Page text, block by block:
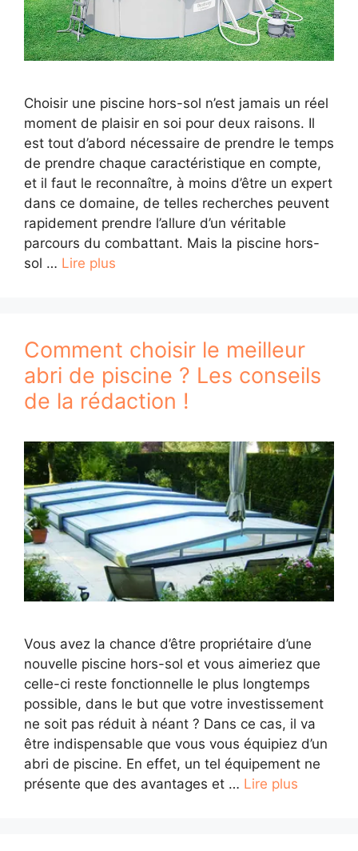
Choisir une piscine hors-sol n’est jamais un réel
moment de plaisir en soi pour deux raisons. Il
est tout d’abord nécessaire de prendre le temps
de prendre chaque caractéristique en compte,
et il faut le reconnaître, à moins d’être un expert
dans ce domaine, de telles recherches peuvent
rapidement prendre l’allure d’un véritable
parcours du combattant. Mais la piscine hors-
sol … Lire plus
Comment choisir le meilleur
abri de piscine ? Les conseils
de la rédaction !
Vous avez la chance d’être propriétaire d’une
nouvelle piscine hors-sol et vous aimeriez que
celle-ci reste fonctionnelle le plus longtemps
possible, dans le but que votre investissement
ne soit pas réduit à néant ? Dans ce cas, il va
être indispensable que vous vous équipiez d’un
abri de piscine. En effet, un tel équipement ne
présente que des avantages et … Lire plus